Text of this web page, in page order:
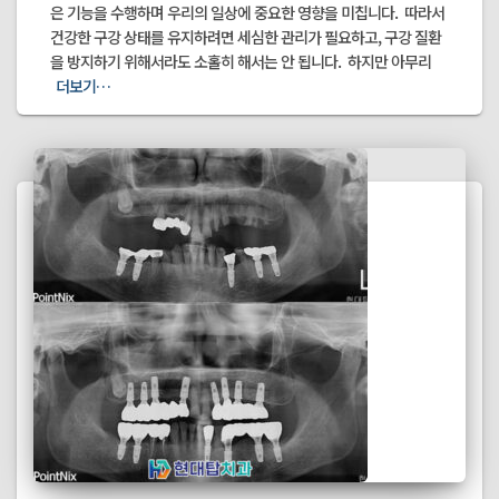
은 기능을 수행하며 우리의 일상에 중요한 영향을 미칩니다. ​ 따라서
건강한 구강 상태를 유지하려면 세심한 관리가 필요하고, 구강 질환
을 방지하기 위해서라도 소홀히 해서는 안 됩니다. ​ 하지만 아무리
더보기…